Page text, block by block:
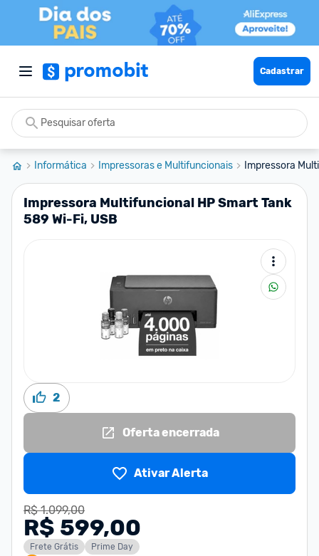
Cadastrar
Informática Impressoras e Multifuncionais Impressora
Impressora Multifuncional HP Smart Tank
589 Wi-Fi, USB
2
Oferta encerrada
Ativar Alerta
R$ 1.099,00
R$ 599,00
Frete Grátis Prime Day